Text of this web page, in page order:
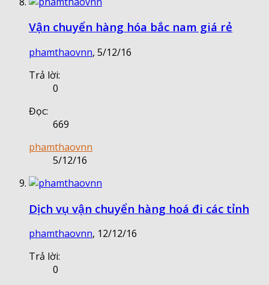
Vận chuyển hàng hóa bắc nam giá rẻ
phamthaovnn, 5/12/16
Trả lời:
0
Đọc:
669
phamthaovnn
5/12/16
Dịch vụ vận chuyển hàng hoá đi các tỉnh
phamthaovnn, 12/12/16
Trả lời:
0